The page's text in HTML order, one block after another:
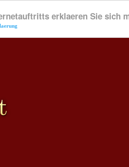
erklaeren Sie sich